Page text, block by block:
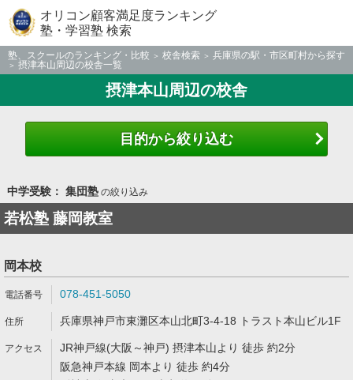
オリコン顧客満足度ランキング
塾・学習塾 検索
塾、スクールのランキング・比較 校舎検索
兵庫県の駅・市区町村から探す
摂津本山周辺の校舎一覧
摂津本山周辺の校舎
目的から絞り込む
中学受験： 集団塾の絞り込み
若松塾 藤岡教室
岡本校
078-451-5050
兵庫県神戸市東灘区本山北町3-4-18 トラスト本山ビル1F
JR神戸線(大阪～神戸) 摂津本山より 徒歩 約2分
阪急神戸本線 岡本より 徒歩 約4分